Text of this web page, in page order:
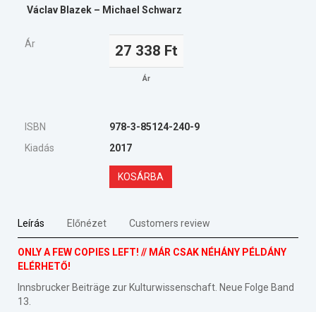
Václav Blazek – Michael Schwarz
Ár 27 338 Ft
Ár
ISBN
978-3-85124-240-9
Kiadás
2017
KOSÁRBA
Leírás Előnézet Customers review
ONLY A FEW COPIES LEFT! // MÁR CSAK NÉHÁNY PÉLDÁNY
ELÉRHETŐ!
Innsbrucker Beiträge zur Kulturwissenschaft. Neue Folge Band
13.